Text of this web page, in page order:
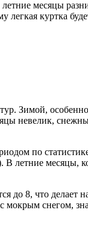
месяцы
легкая куртка
Зимой,
невелик,
по
летние месяцы,
до 8, что делает
мокрым снегом,